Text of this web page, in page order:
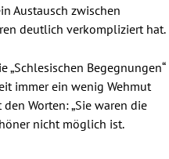
Austausch zwischen
deutlich verkompliziert hat.
Begegnungen“
immer ein wenig Wehmut
Worten: „Sie waren die
nicht möglich ist.